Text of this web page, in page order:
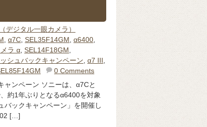
デジタル一眼カメラ）
, α7C, SEL35F14GM, α6400,
ラ α, SEL14F18GM,
シュバックキャンペーン, α7 III,
0 Comments
ャンペーン ソニーは、α7Cと
約1年ぶりとなるα6400を対象
バックキャンペーン」を開催し
[…]